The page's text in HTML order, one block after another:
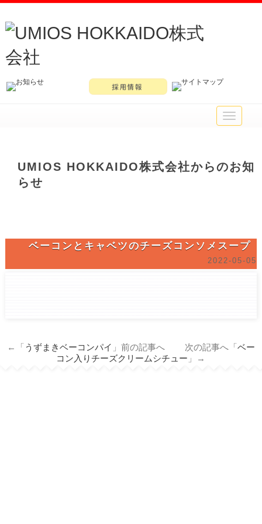
メ
イ
ニ
ュ
UMIOS HOKKAIDO株式会社からのお知
らせ
ベーコンとキャベツのチーズコンソメスープ
2022-05-05
←「うずまきベーコンパイ 」前の記事へ 次の記事へ「ベー
コン入りチーズクリームシチュー 」→